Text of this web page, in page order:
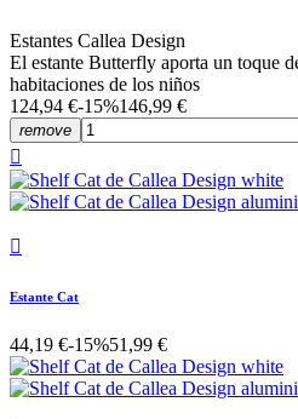
Estantes Callea Design
El estante Butterfly aporta un toque
habitaciones de los niños
124,94 €-15%146,99 €
remove


Estante Cat
44,19 €-15%51,99 €